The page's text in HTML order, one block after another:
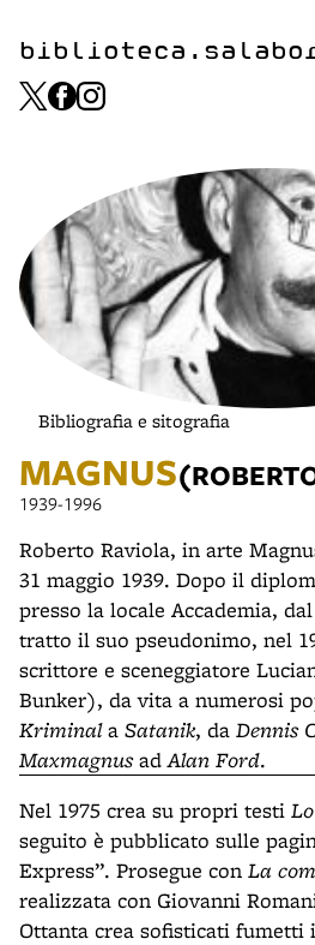
Bibliografia e sitografia
MAGNUS
1939-1996
Roberto Raviola, in arte
31 maggio 1939. Dopo il
presso la locale Accademia,
tratto il suo pseudonimo, nel
scrittore e sceneggiatore
Bunker), da vita a numerosi
Kriminala Satanik, da Dennis
MaxmagnusadAlan Ford.
Nel 1975 crea su propri testi
seguito è pubblicato sulle
Express”. Prosegue con La
realizzata con Giovanni
Ottanta crea sofisticati fumetti